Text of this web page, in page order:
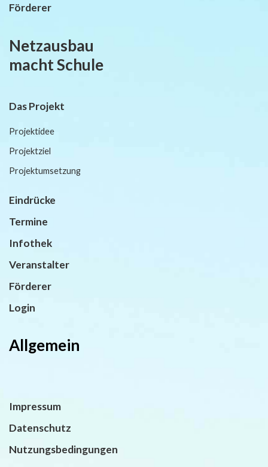
Förderer
Netzausbau
macht Schule
Das Projekt
Projektidee
Projektziel
Projektumsetzung
Eindrücke
Termine
Infothek
Veranstalter
Förderer
Login
Allgemein
Impressum
Datenschutz
Nutzungsbedingungen